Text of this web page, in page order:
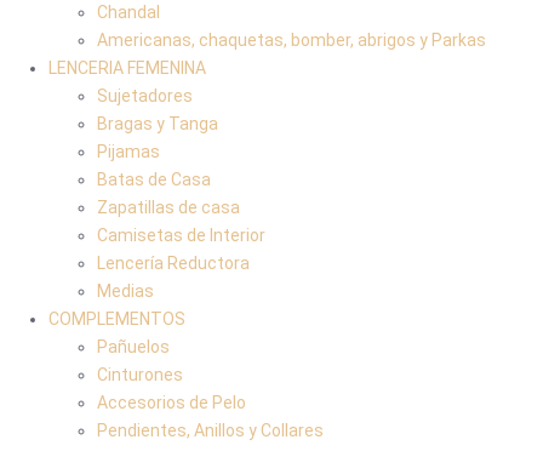
Chandal
Americanas, chaquetas, bomber, abrigos y Parkas
LENCERIA FEMENINA
Sujetadores
Bragas y Tanga
Pijamas
Batas de Casa
Zapatillas de casa
Camisetas de Interior
Lencería Reductora
Medias
COMPLEMENTOS
Pañuelos
Cinturones
Accesorios de Pelo
Pendientes, Anillos y Collares